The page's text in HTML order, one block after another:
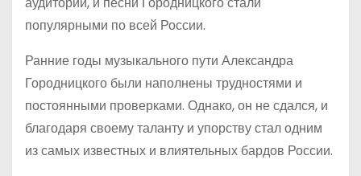
популярными по всей России.
Ранние годы музыкального пути Александра
Городницкого были наполнены трудностями и
постоянными проверками. Однако, он не сдался, и
благодаря своему таланту и упорству стал одним
из самых известных и влиятельных бардов России.